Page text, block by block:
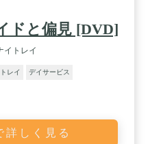
ドと偏見 [DVD]
イトレイ
レイ デイサービス
詳しく見る